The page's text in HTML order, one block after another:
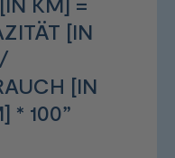
[IN
[IN
* 100”